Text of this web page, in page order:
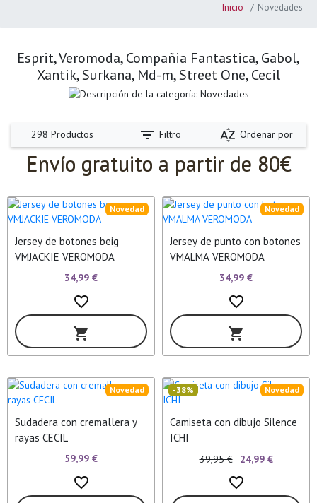
Inicio Novedades
Esprit, Veromoda, Compañia Fantastica, Gabol,
Xantik, Surkana, Md-m, Street One, Cecil
298 Productos filter_list Filtro sort_by_alpha Ordenar por
Envío gratuito a partir de 80€
Jersey de botones beig
VMJACKIE VEROMODA
Novedad
34,99 €
favorite_border
shopping_cart
Jersey de punto con botones
VMALMA VEROMODA
Novedad
34,99 €
favorite_border
shopping_cart
Sudadera con cremallera y
rayas CECIL
Novedad
59,99 €
favorite_border
Camiseta con dibujo Silence
ICHI
Novedad
-38%
39,95 € 24,99 €
favorite_border